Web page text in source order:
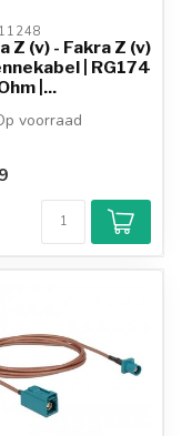
Z (v) - Fakra Z (v)
| RG174
|...
voorraad